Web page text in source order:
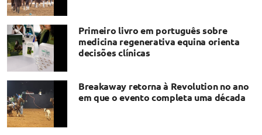
Primeiro livro em português sobre
medicina regenerativa equina orienta
decisões clínicas
Breakaway retorna à Revolution no ano
em que o evento completa uma década